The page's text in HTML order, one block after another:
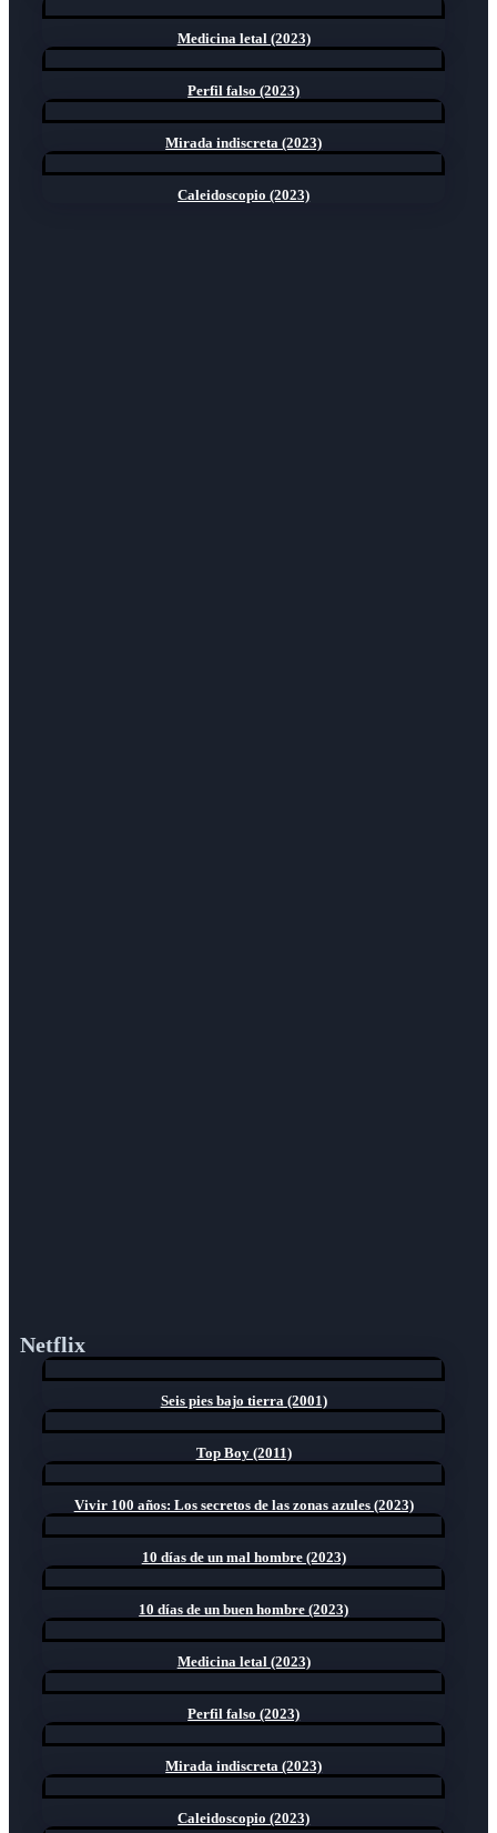
Medicina letal (2023)
Perfil falso (2023)
Mirada indiscreta (2023)
Caleidoscopio (2023)
Netflix
Seis pies bajo tierra (2001)
Top Boy (2011)
Vivir 100 años: Los secretos de las zonas azules (2023)
10 días de un mal hombre (2023)
10 días de un buen hombre (2023)
Medicina letal (2023)
Perfil falso (2023)
Mirada indiscreta (2023)
Caleidoscopio (2023)